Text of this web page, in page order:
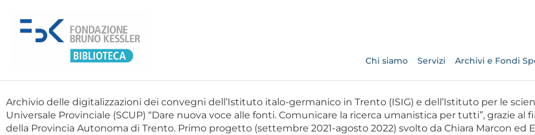
Chi siamo Servizi Archivi e Fondi
Archivio delle digitalizzazioni dei convegni dell’Istituto italo-germanico in Trento (ISIG) e dell’Istituto per le
Universale Provinciale (SCUP) “Dare nuova voce alle fonti. Comunicare la ricerca umanistica per tutti”, grazie al
della Provincia Autonoma di Trento. Primo progetto (settembre 2021-agosto 2022) svolto da Chiara Marcon ed